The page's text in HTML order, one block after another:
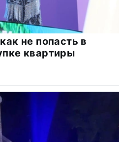
не попасть в
квартиры